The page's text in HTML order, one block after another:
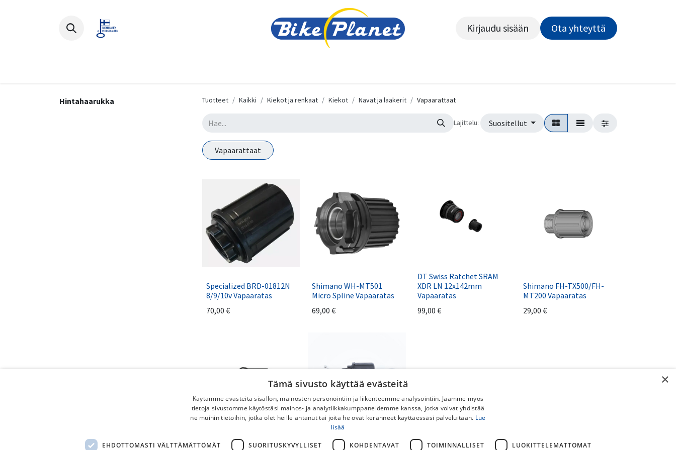
Kirjaudu sisään Ota yhteyttä​​​​​​
Hintahaarukka Tuotteet Kaikki Kiekot ja renkaat Kiekot Navat ja laakerit Vapaarattaat
Lajittelu: Suositellut
Vapaarattaat
Specialized BRD-01812N
8/9/10v Vapaaratas
70,00 €
Shimano WH-MT501
Micro Spline Vapaaratas
69,00 €
DT Swiss Ratchet SRAM
XDR LN 12x142mm
Vapaaratas
99,00 €
Shimano FH-TX500/FH-
MT200 Vapaaratas
29,00 €
Shimano FH-TY500
Form CL-2241 Shim R 20
×
Tämä sivusto käyttää evästeitä
Käytämme evästeitä sisällön, mainosten personointiin ja liikenteemme analysointiin. Jaamme myös
tietoja sivustomme käytöstäsi mainos- ja analytiikkakumppaneidemme kanssa, jotka voivat yhdistää
ne muihin tietoihin, jotka olet heille antanut tai joita he ovat keränneet käyttäessäsi palveluitaan. Lue
lisää
EHDOTTOMASTI VÄLTTÄMÄTTÖMÄT SUORITUSKYVYLLISET KOHDENTAVAT TOIMINNALLISET LUOKITTELEMATTOMAT